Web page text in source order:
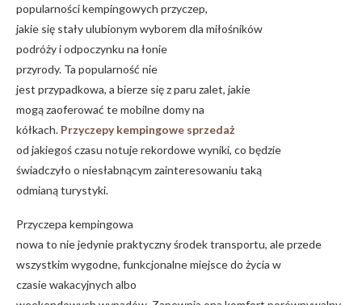
popularności kempingowych przyczep,
jakie się stały ulubionym wyborem dla miłośników
podróży i odpoczynku na łonie
przyrody. Ta popularność nie
jest przypadkowa, a bierze się z paru zalet, jakie
mogą zaoferować te mobilne domy na
kółkach. Przyczepy kempingowe sprzedaż
od jakiegoś czasu notuje rekordowe wyniki, co będzie
świadczyło o niesłabnącym zainteresowaniu taką
odmianą turystyki.
Przyczepa kempingowa
nowa to nie jedynie praktyczny środek transportu, ale przede
wszystkim wygodne, funkcjonalne miejsce do życia w
czasie wakacyjnych albo